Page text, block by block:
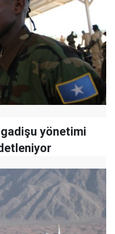
yönetimi